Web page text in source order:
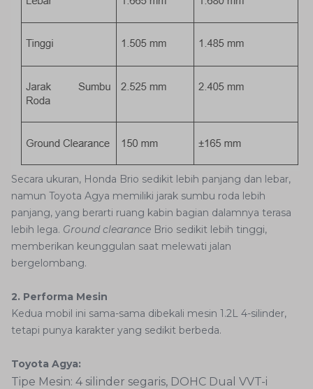
Secara ukuran, Honda Brio sedikit lebih panjang dan lebar,
namun Toyota Agya memiliki jarak sumbu roda lebih
panjang, yang berarti ruang kabin bagian dalamnya terasa
lebih lega. Ground clearance Brio sedikit lebih tinggi,
memberikan keunggulan saat melewati jalan
bergelombang.
2. Performa Mesin
Kedua mobil ini sama-sama dibekali mesin 1.2L 4-silinder,
tetapi punya karakter yang sedikit berbeda.
Toyota Agya:
Tipe Mesin: 4 silinder segaris, DOHC Dual VVT-i